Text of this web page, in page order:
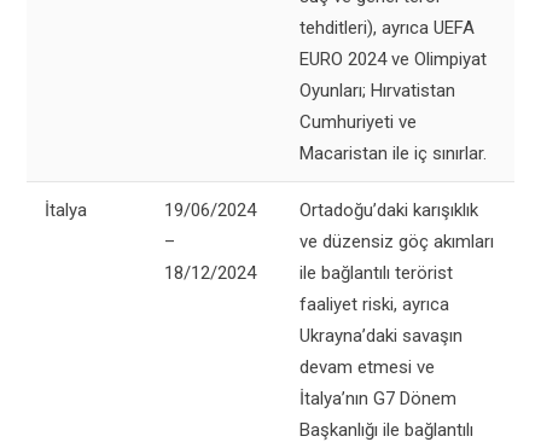
tehditleri), ayrıca UEFA
EURO 2024 ve Olimpiyat
Oyunları; Hırvatistan
Cumhuriyeti ve
Macaristan ile iç sınırlar.
İtalya
19/06/2024
–
18/12/2024
Ortadoğu’daki karışıklık
ve düzensiz göç akımları
ile bağlantılı terörist
faaliyet riski, ayrıca
Ukrayna’daki savaşın
devam etmesi ve
İtalya’nın G7 Dönem
Başkanlığı ile bağlantılı